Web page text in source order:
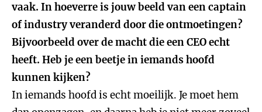
vaak. In hoeverre is jouw beeld van een captain
of industry veranderd door die ontmoetingen?
Bijvoorbeeld over de macht die een CEO echt
heeft. Heb je een beetje in iemands hoofd
kunnen kijken?
In iemands hoofd is echt moeilijk. Je moet hem